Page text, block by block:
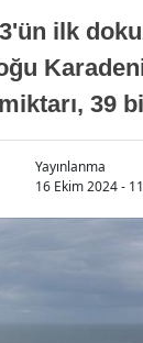
ilk
Yayınlanma
16 Ekim 2024 -